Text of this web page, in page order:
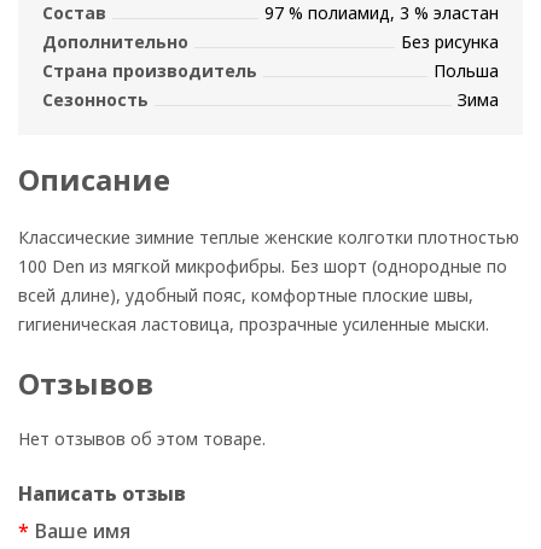
Состав
97 % полиамид, 3 % эластан
Дополнительно
Без рисунка
Страна производитель
Польша
Сезонность
Зима
Описание
Классические зимние теплые женские колготки плотностью
100 Den из мягкой микрофибры. Без шорт (однородные по
всей длине), удобный пояс, комфортные плоские швы,
гигиеническая ластовица, прозрачные усиленные мыски.
Отзывов
Нет отзывов об этом товаре.
Написать отзыв
Ваше имя